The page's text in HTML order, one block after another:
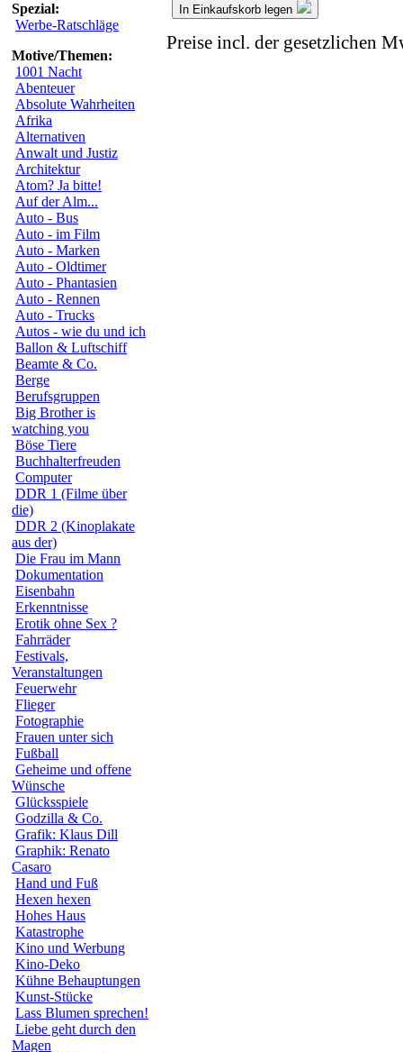
Spezial:
Werbe-Ratschläge
Motive/Themen:
1001 Nacht
Abenteuer
Absolute Wahrheiten
Afrika
Alternativen
Anwalt und Justiz
Architektur
Atom? Ja bitte!
Auf der Alm...
Auto - Bus
Auto - im Film
Auto - Marken
Auto - Oldtimer
Auto - Phantasien
Auto - Rennen
Auto - Trucks
Autos - wie du und ich
Ballon & Luftschiff
Beamte & Co.
Berge
Berufsgruppen
Big Brother is
watching you
Böse Tiere
Buchhalterfreuden
Computer
DDR 1 (Filme über
die)
DDR 2 (Kinoplakate
aus der)
Die Frau im Mann
Dokumentation
Eisenbahn
Erkenntnisse
Erotik ohne Sex ?
Fahrräder
Festivals,
Veranstaltungen
Feuerwehr
Flieger
Fotographie
Frauen unter sich
Fußball
Geheime und offene
Wünsche
Glücksspiele
Godzilla & Co.
Grafik: Klaus Dill
Graphik: Renato
Casaro
Hand und Fuß
Hexen hexen
Hohes Haus
Katastrophe
Kino und Werbung
Kino-Deko
Kühne Behauptungen
Kunst-Stücke
Lass Blumen sprechen!
Liebe geht durch den
Magen
In Einkaufskorb legen
Preise incl. der gesetzlichen